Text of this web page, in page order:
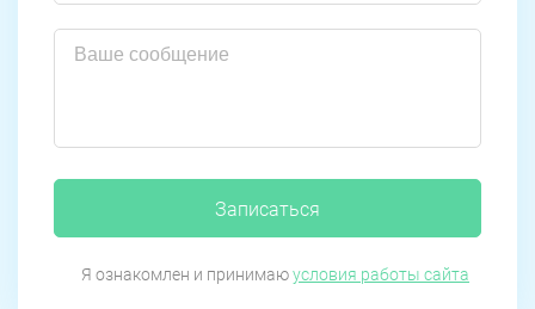
Записаться
Я ознакомлен и принимаюусловия работы сайта